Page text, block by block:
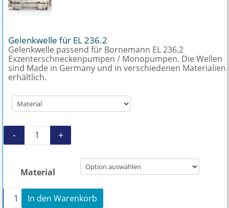
Gelenkwelle für EL 236.2
Gelenkwelle passend für Bornemann EL 236.2
Exzenterschneckenpumpen / Monopumpen. Die Wellen
sind Made in Germany und in verschiedenen Materialien
erhältlich.
Gelenkwelle für EL 236.2 Menge
- +
Material
Gelenkwelle für EL 236.2 Menge
+
In den Warenkorb